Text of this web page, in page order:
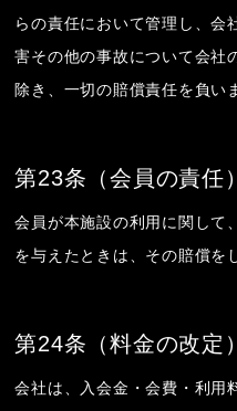
らの責任において管理し、会
害その他の事故について会社
除き、一切の賠償責任を負い
第23条（会員の責任）
会員が本施設の利用に関して
を与えたときは、その賠償を
第24条（料金の改定）
会社は、入会金・会費・利用